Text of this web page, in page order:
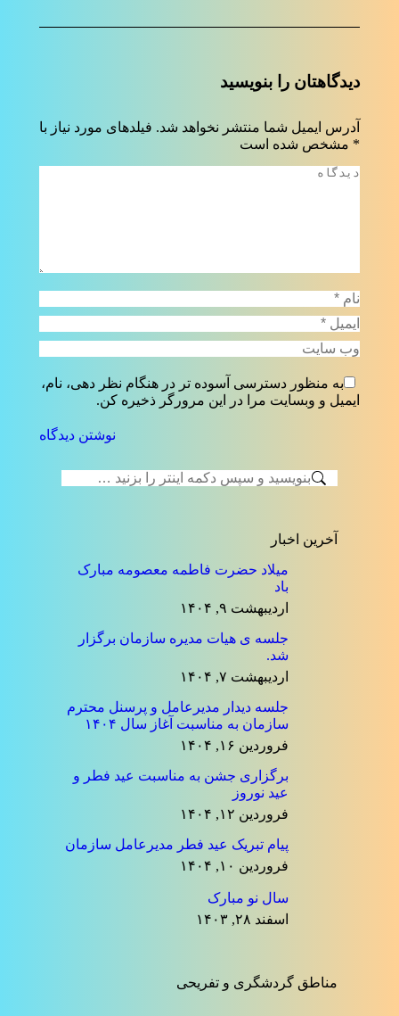
دیدگاهتان را بنویسید
آدرس ایمیل شما منتشر نخواهد شد. فیلدهای مورد نیاز با
* مشخص شده است
دیدگاه
نام *
ایمیل *
وب سایت
به منظور دسترسی آسوده تر در هنگام نظر دهی، نام،
ایمیل و وبسایت مرا در این مرورگر ذخیره کن.
نوشتن دیدگاه
جستجو:
آخرین اخبار
میلاد حضرت فاطمه معصومه مبارک
باد
اردیبهشت ۹, ۱۴۰۴
جلسه ی هیات مدیره سازمان برگزار
شد.
اردیبهشت ۷, ۱۴۰۴
جلسه دیدار مدیرعامل و پرسنل محترم
سازمان به مناسبت آغاز سال ۱۴۰۴
فروردین ۱۶, ۱۴۰۴
برگزاری جشن به مناسبت عید فطر و
عید نوروز
فروردین ۱۲, ۱۴۰۴
پیام تبریک عید فطر مدیرعامل سازمان
فروردین ۱۰, ۱۴۰۴
سال نو مبارک
اسفند ۲۸, ۱۴۰۳
مناطق گردشگری و تفریحی